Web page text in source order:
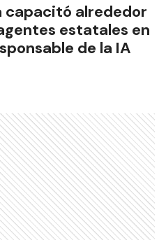
capacitó alrededor
estatales en
de la IA